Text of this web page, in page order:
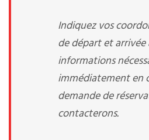
Indiquez vos
de départ et arrivée
informations
immédiatement en
demande de
contacterons.